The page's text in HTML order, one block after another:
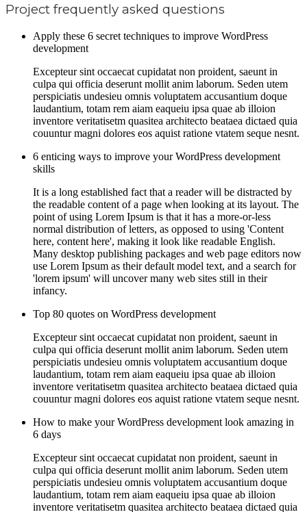
Project frequently asked questions
Apply these 6 secret techniques to improve WordPress
development
Excepteur sint occaecat cupidatat non proident, saeunt in
culpa qui officia deserunt mollit anim laborum. Seden utem
perspiciatis undesieu omnis voluptatem accusantium doque
laudantium, totam rem aiam eaqueiu ipsa quae ab illoion
inventore veritatisetm quasitea architecto beataea dictaed quia
couuntur magni dolores eos aquist ratione vtatem seque nesnt.
6 enticing ways to improve your WordPress development
skills
It is a long established fact that a reader will be distracted by
the readable content of a page when looking at its layout. The
point of using Lorem Ipsum is that it has a more-or-less
normal distribution of letters, as opposed to using 'Content
here, content here', making it look like readable English.
Many desktop publishing packages and web page editors now
use Lorem Ipsum as their default model text, and a search for
'lorem ipsum' will uncover many web sites still in their
infancy.
Top 80 quotes on WordPress development
Excepteur sint occaecat cupidatat non proident, saeunt in
culpa qui officia deserunt mollit anim laborum. Seden utem
perspiciatis undesieu omnis voluptatem accusantium doque
laudantium, totam rem aiam eaqueiu ipsa quae ab illoion
inventore veritatisetm quasitea architecto beataea dictaed quia
couuntur magni dolores eos aquist ratione vtatem seque nesnt.
How to make your WordPress development look amazing in
6 days
Excepteur sint occaecat cupidatat non proident, saeunt in
culpa qui officia deserunt mollit anim laborum. Seden utem
perspiciatis undesieu omnis voluptatem accusantium doque
laudantium, totam rem aiam eaqueiu ipsa quae ab illoion
inventore veritatisetm quasitea architecto beataea dictaed quia